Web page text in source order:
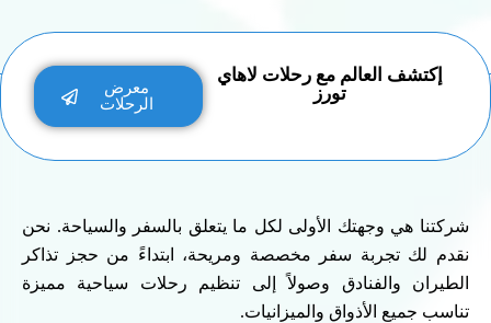
إكتشف العالم مع رحلات لاهاي
تورز
معرض
الرحلات
شركتنا هي وجهتك الأولى لكل ما يتعلق بالسفر والسياحة. نحن
نقدم لك تجربة سفر مخصصة ومريحة، ابتداءً من حجز تذاكر
الطيران والفنادق وصولاً إلى تنظيم رحلات سياحية مميزة
تناسب جميع الأذواق والميزانيات.